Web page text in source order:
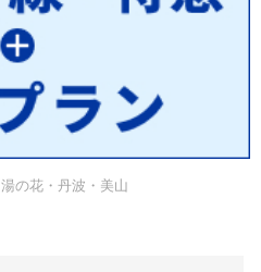
湯の花・丹波・美山